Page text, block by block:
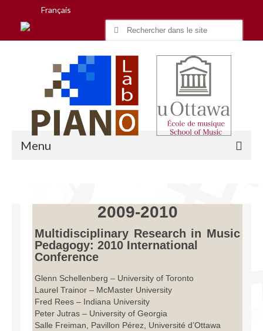
Français
Search
Menu
Équipe
Infrastructure
Programmes
Publications
2009-2010
Multidisciplinary Research in Music
Pedagogy: 2010 International
Conference
Glenn Schellenberg – University of Toronto
Laurel Trainor – McMaster University
Fred Rees – Indiana University
Peter Jutras – University of Georgia
Salle Freiman, Pavillon Pérez, Université d’Ottawa